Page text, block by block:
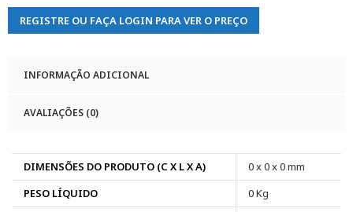
REGISTRE OU FAÇA LOGIN PARA VER O PREÇO
INFORMAÇÃO ADICIONAL
AVALIAÇÕES (0)
DIMENSÕES DO PRODUTO (C X L X A)
0 x 0 x 0 mm
PESO LÍQUIDO
0 Kg